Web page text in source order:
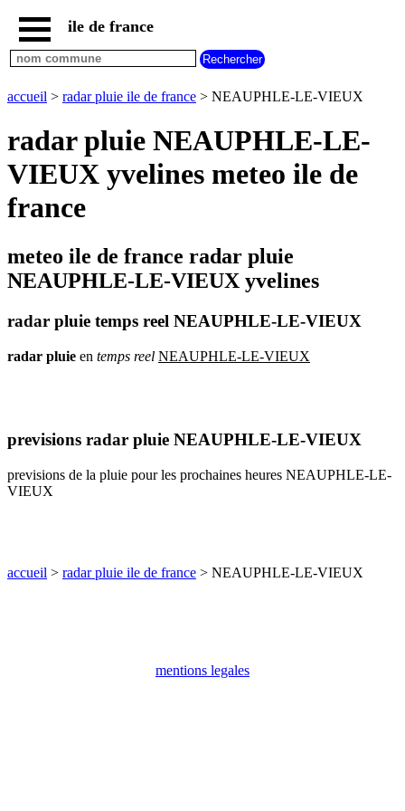
accueil
paris
communes
communes
hauts
de
seine
communes
marne
communes
saint
denis
communes
val
marne
communes
ile de france
accueil > radar pluie ile de france > NEAUPHLE-LE-VIEUX
radar pluie NEAUPHLE-LE-
VIEUX yvelines meteo ile de
france
meteo ile de france radar pluie
NEAUPHLE-LE-VIEUX yvelines
radar pluie temps reel NEAUPHLE-LE-VIEUX
radar pluie en temps reel NEAUPHLE-LE-VIEUX
previsions radar pluie NEAUPHLE-LE-VIEUX
previsions de la pluie pour les prochaines heures NEAUPHLE-LE-
VIEUX
accueil > radar pluie ile de france > NEAUPHLE-LE-VIEUX
mentions legales